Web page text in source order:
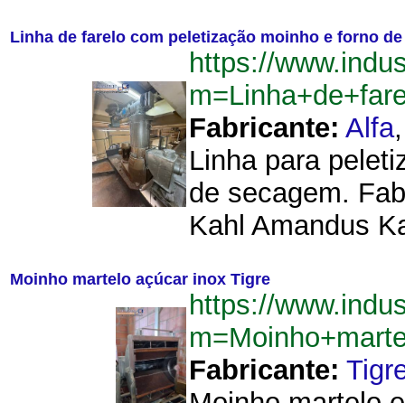
Linha de farelo com peletização moinho e forno
https://
Fabricante: Alfa
Linha para
de secagem.
Kahl Amandus
Moinho martelo açúcar inox Tigre
https://
Fabricante: